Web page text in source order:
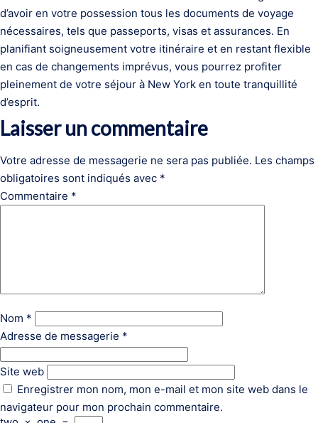
d’avoir en votre possession tous les documents de voyage
nécessaires, tels que passeports, visas et assurances. En
planifiant soigneusement votre itinéraire et en restant flexible
en cas de changements imprévus, vous pourrez profiter
pleinement de votre séjour à New York en toute tranquillité
d’esprit.
Laisser un commentaire
Votre adresse de messagerie ne sera pas publiée. Les champs
obligatoires sont indiqués avec *
Commentaire *
Nom *
Adresse de messagerie *
Site web
Enregistrer mon nom, mon e-mail et mon site web dans le
navigateur pour mon prochain commentaire.